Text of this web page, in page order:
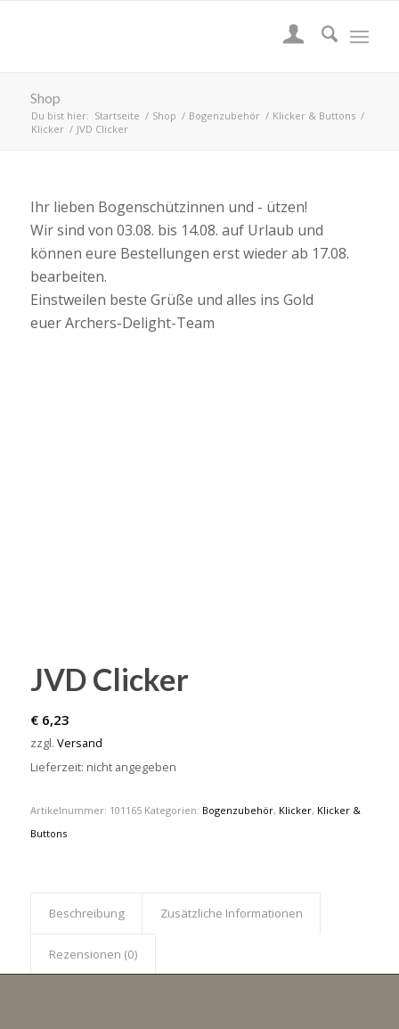
Shop
Du bist hier: Startseite / Shop / Bogenzubehör / Klicker & Buttons /
Klicker / JVD Clicker
Ihr lieben Bogenschützinnen und - ützen!
Wir sind von 03.08. bis 14.08. auf Urlaub und
können eure Bestellungen erst wieder ab 17.08.
bearbeiten.
Einstweilen beste Grüße und alles ins Gold
euer Archers-Delight-Team
JVD Clicker
€6,23
zzgl. Versand
Lieferzeit: nicht angegeben
Artikelnummer: 101165 Kategorien: Bogenzubehör, Klicker, Klicker &
Buttons
Beschreibung Zusätzliche Informationen
Rezensionen (0)